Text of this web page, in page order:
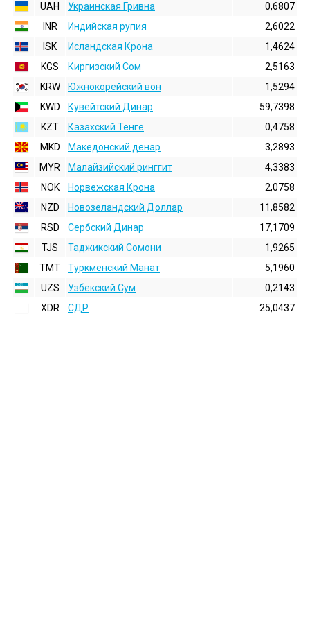
UAH
Украинская Гривна
0,6807
INR
Индийская pупия
2,6022
ISK
Исландская Крона
1,4624
KGS
Киргизский Сом
2,5163
KRW
Южнокорейский вон
1,5294
KWD
Кувейтский Динар
59,7398
KZT
Казахский Тенге
0,4758
MKD
Македонский денар
3,2893
MYR
Малайзийский ринггит
4,3383
NOK
Норвежская Крона
2,0758
NZD
Новозеландский Доллар
11,8582
RSD
Сербский Динар
17,1709
TJS
Таджикский Сомони
1,9265
TMT
Туркменский Манат
5,1960
UZS
Узбекский Сум
0,2143
XDR
СДР 25,0437